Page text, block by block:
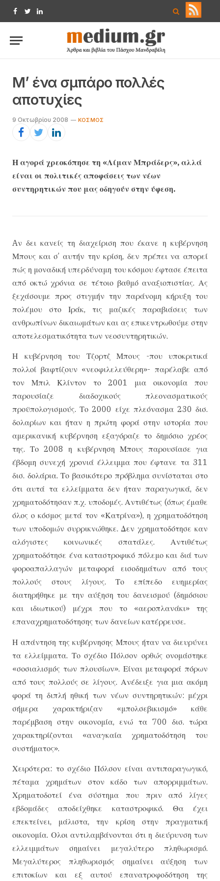
Facebook
TwitterLinkedIn
Μ’ ένα σμπάρο πολλές
αποτυχίες
9 Οκτωβρίου 2008 KΌΣΜΟΣ
Η αγορά χρεοκόπησε τη «Λίμαν Μπράδερς», αλλά
είναι οι πολιτικές αποφάσεις των νέων
συντηρητικών που μας οδηγούν στην ύφεση.
Aν δει κανείς τη διαχείριση που έκανε η κυβέρνηση
Μπους και σ’ αυτήν την κρίση, δεν πρέπει να απορεί
πώς η μοναδική υπερδύναμη του κόσμου έφτασε έπειτα
από οκτώ χρόνια σε τέτοιο βαθμό αναξιοπιστίας. Ας
ξεχάσουμε προς στιγμήν την παράνομη κήρυξη του
πολέμου στο Ιράκ, τις μαζικές παραβιάσεις των
ανθρωπίνων δικαιωμάτων και ας επικεντρωθούμε στην
αποτελεσματικότητα των νεοσυντηρητικών.
Η κυβέρνηση του Τζορτζ Μπους -που υποκριτικά
πολλοί βαφτίζουν «νεοφιλελεύθερη»- παρέλαβε από
τον Μπιλ Κλίντον το 2001 μια οικονομία που
παρουσίαζε διαδοχικούς πλεονασματικούς
προϋπολογισμούς. Το 2000 είχε πλεόνασμα 230 δισ.
δολαρίων και ήταν η πρώτη φορά στην ιστορία που
αμερικανική κυβέρνηση εξαγόραζε το δημόσιο χρέος
της. Το 2008 η κυβέρνηση Μπους παρουσίασε για
έβδομη συνεχή χρονιά έλλειμμα που έφτανε τα 311
δισ. δολάρια. Το βασικότερο πρόβλημα συνίσταται στο
ότι αυτά τα ελλείμματα δεν ήταν παραγωγικά, δεν
χρηματοδότησαν π.χ. υποδομές. Αντιθέτως (όπως έμαθε
όλος ο κόσμος μετά τον «Κατρίνα»), η χρηματοδότηση
των υποδομών συρρικνώθηκε. Δεν χρηματοδότησε καν
αλόγιστες κοινωνικές σπατάλες. Αντιθέτως
χρηματοδότησε ένα καταστροφικό πόλεμο και διά των
φοροαπαλλαγών μεταφορά εισοδημάτων από τους
πολλούς στους λίγους. Το επίπεδο ευημερίας
διατηρήθηκε με την αύξηση του δανεισμού (δημόσιου
και ιδιωτικού) μέχρι που το «αεροπλανάκι» της
επαναχρηματοδότησης των δανείων κατέρρευσε.
Η απάντηση της κυβέρνησης Μπους ήταν να διευρύνει
τα ελλείμματα. Το σχέδιο Πόλσον ορθώς ονομάστηκε
«σοσιαλισμός των πλουσίων». Είναι μεταφορά πόρων
από τους πολλούς σε λίγους. Ανέδειξε για μια ακόμη
φορά τη διπλή ηθική των νέων συντηρητικών: μέχρι
σήμερα χαρακτήριζαν «μπολσεβικισμό» κάθε
παρέμβαση στην οικονομία, ενώ τα 700 δισ. τώρα
χαρακτηρίζονται «αναγκαία χρηματοδότηση του
συστήματος».
Χειρότερα: το σχέδιο Πόλσον είναι αντιπαραγωγικό,
πέταμα χρημάτων στον κάδο των απορριμμάτων.
Χρηματοδοτεί ένα σύστημα που πριν από λίγες
εβδομάδες αποδείχθηκε καταστροφικό. Θα έχει
επεκτείνει, μάλιστα, την κρίση στην πραγματική
οικονομία. Ολοι αντιλαμβάνονται ότι η διεύρυνση των
ελλειμμάτων σημαίνει μεγαλύτερο πληθωρισμό.
Μεγαλύτερος πληθωρισμός σημαίνει αύξηση των
επιτοκίων και εξ αυτού επανατροφοδότηση της